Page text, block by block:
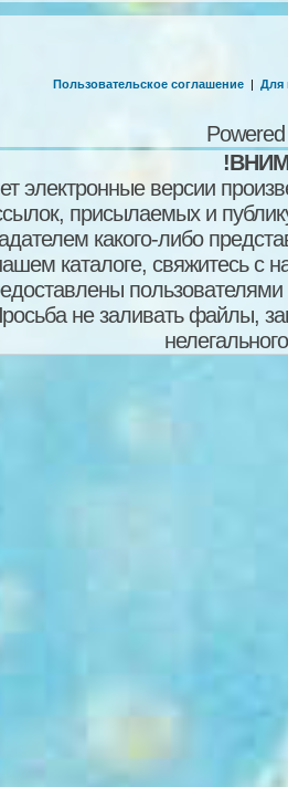
Пользовательское соглашение | Для
электронные версии
присылаемых и
какого-либо
каталоге, свяжитесь
пользователями
не заливать файлы,